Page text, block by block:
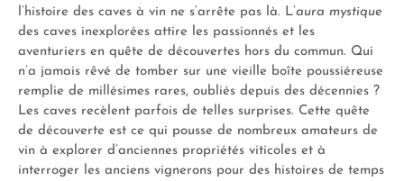
l’histoire des caves à vin ne s’arrête pas là. L’aura mystique
des caves inexplorées attire les passionnés et les
aventuriers en quête de découvertes hors du commun. Qui
n’a jamais rêvé de tomber sur une vieille boîte poussiéreuse
remplie de millésimes rares, oubliés depuis des décennies ?
Les caves recèlent parfois de telles surprises. Cette quête
de découverte est ce qui pousse de nombreux amateurs de
vin à explorer d’anciennes propriétés viticoles et à
interroger les anciens vignerons pour des histoires de temps